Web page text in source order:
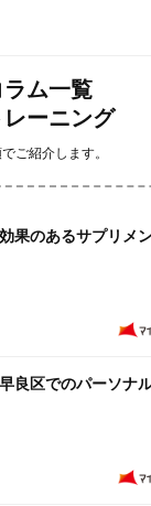
ム一覧
レーニング
ご紹介します。
果のあるサプリメ
良区でのパーソナ